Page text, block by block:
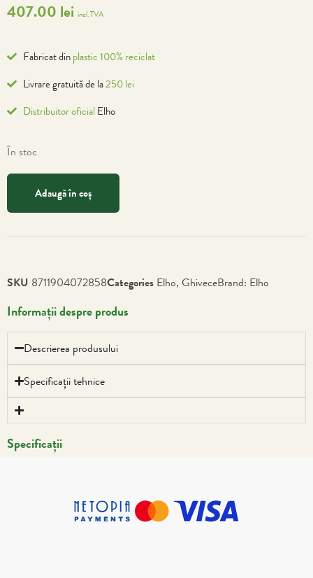
407.00 lei incl. TVA
Fabricat dinplastic 100% reciclat
Livrare gratuită de la250 lei
Distribuitor oficial Elho
În stoc
Adaugă în coș
SKU 8711904072858Categories Elho, GhiveceBrand: Elho
Informații despre produs
Descrierea produsului
Specificații tehnice
Specificații